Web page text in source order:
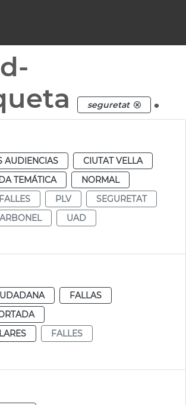
seguretat .
AUDIENCIAS
CIUTAT VELLA
TEMÁTICA
NORMAL
FALLES PLV
SEGURETAT
UAD
FALLAS
FALLES